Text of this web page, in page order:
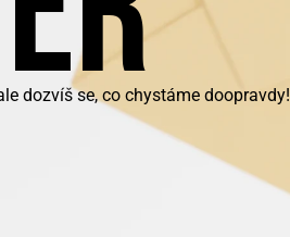
dozvíš se, co chystáme doopravdy!